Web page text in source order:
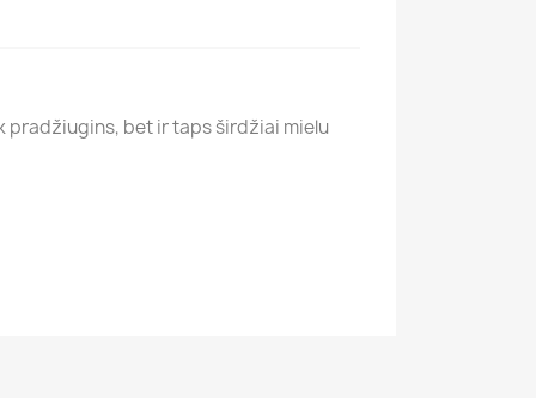
pradžiugins, bet ir taps širdžiai mielu